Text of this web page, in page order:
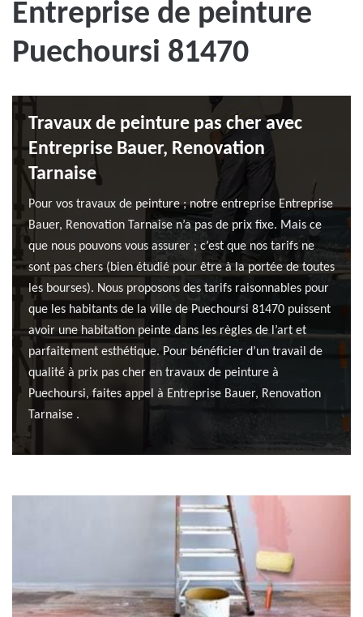
Entreprise de peinture
Puechoursi 81470
Travaux de peinture pas cher avec
Entreprise Bauer, Renovation
Tarnaise
Pour vos travaux de peinture ; notre entreprise Entreprise
Bauer, Renovation Tarnaise n’a pas de prix fixe. Mais ce
que nous pouvons vous assurer ; c’est que nos tarifs ne
sont pas chers (bien étudié pour être à la portée de toutes
les bourses). Nous proposons des tarifs raisonnables pour
que les habitants de la ville de Puechoursi 81470 puissent
avoir une habitation peinte dans les règles de l’art et
parfaitement esthétique. Pour bénéficier d’un travail de
qualité à prix pas cher en travaux de peinture à
Puechoursi, faites appel à Entreprise Bauer, Renovation
Tarnaise .